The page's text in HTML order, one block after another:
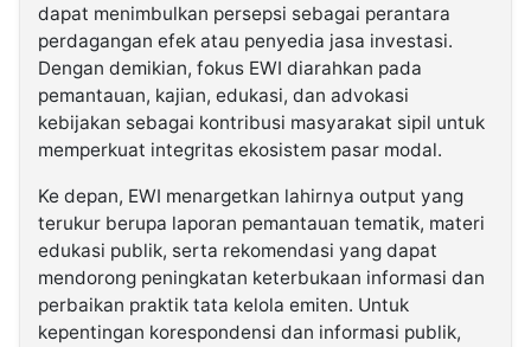
dapat menimbulkan persepsi sebagai perantara
perdagangan efek atau penyedia jasa investasi.
Dengan demikian, fokus EWI diarahkan pada
pemantauan, kajian, edukasi, dan advokasi
kebijakan sebagai kontribusi masyarakat sipil untuk
memperkuat integritas ekosistem pasar modal.
Ke depan, EWI menargetkan lahirnya output yang
terukur berupa laporan pemantauan tematik, materi
edukasi publik, serta rekomendasi yang dapat
mendorong peningkatan keterbukaan informasi dan
perbaikan praktik tata kelola emiten. Untuk
kepentingan korespondensi dan informasi publik,